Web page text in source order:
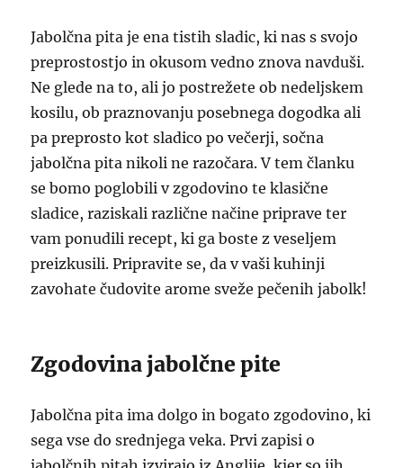
Jabolčna pita je ena tistih sladic, ki nas s svojo
preprostostjo in okusom vedno znova navduši.
Ne glede na to, ali jo postrežete ob nedeljskem
kosilu, ob praznovanju posebnega dogodka ali
pa preprosto kot sladico po večerji, sočna
jabolčna pita nikoli ne razočara. V tem članku
se bomo poglobili v zgodovino te klasične
sladice, raziskali različne načine priprave ter
vam ponudili recept, ki ga boste z veseljem
preizkusili. Pripravite se, da v vaši kuhinji
zavohate čudovite arome sveže pečenih jabolk!
Zgodovina jabolčne pite
Jabolčna pita ima dolgo in bogato zgodovino, ki
sega vse do srednjega veka. Prvi zapisi o